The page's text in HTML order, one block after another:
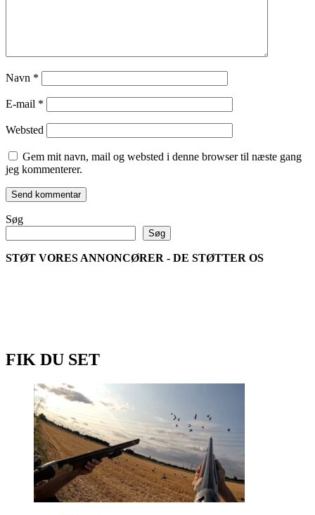
Navn *
E-mail *
Websted
Gem mit navn, mail og websted i denne browser til næste gang
jeg kommenterer.
Søg
Søg
STØT VORES ANNONCØRER - DE STØTTER OS
FIK DU SET